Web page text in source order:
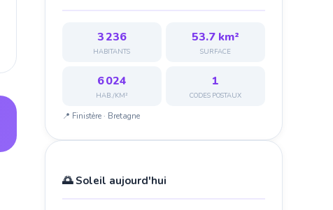
3 236
HABITANTS
53.7 km²
SURFACE
6 024
HAB./KM²
1
CODES POSTAUX
📍 Finistère · Bretagne
🌅 Soleil aujourd'hui